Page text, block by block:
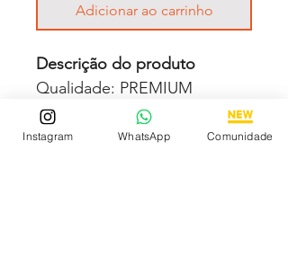
Adicionar ao carrinho
Descrição do produto
Qualidade: PREMIUM
Movimento: Automático
Diâmetro: 36 mm
Instagram WhatsApp Comunidade